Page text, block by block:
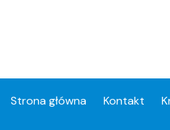
Strona główna Kontakt